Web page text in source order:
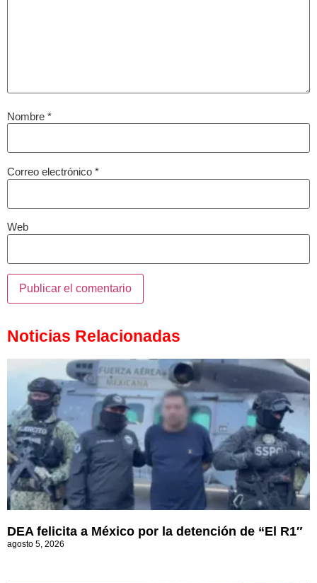
Nombre *
Correo electrónico *
Web
Noticias Relacionadas
DEA felicita a México por la detención de “El R1″
agosto 5, 2026